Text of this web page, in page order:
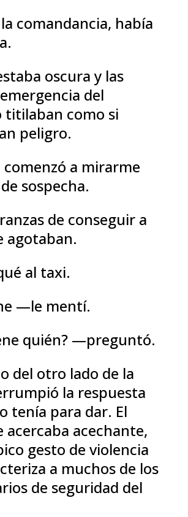
comandancia, había
oscura y las
del
titilaban como si
peligro.
comenzó a mirarme
sospecha.
de conseguir a
agotaban.
al taxi.
—le mentí.
quién? —preguntó.
del otro lado de la
la respuesta
tenía para dar. El
acercaba acechante,
gesto de violencia
a muchos de los
de seguridad del